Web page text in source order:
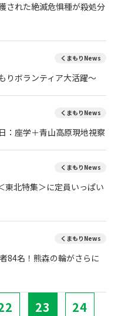
された絶滅危惧種が殺処分
くまもりNews
りボランティア大活躍～
くまもりNews
：座学＋青山高原現地視察
くまもりNews
北特集＞に定員いっぱい
くまもりNews
84名！熊森の輪がさらに
23 24